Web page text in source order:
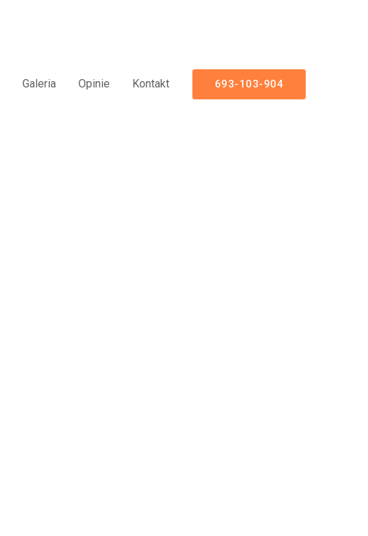
Galeria Opinie Kontakt 693-103-904